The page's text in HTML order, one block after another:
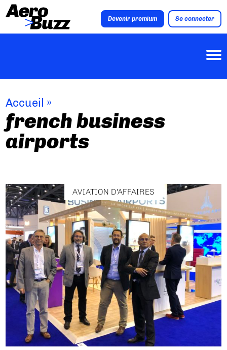
Devenir premium Se connecter
Accueil »
french business
airports
AVIATION D'AFFAIRES